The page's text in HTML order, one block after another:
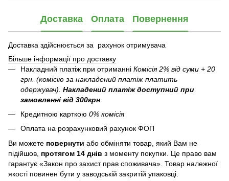
Доставка Оплата Повернення
Доставка здійснюється за рахунок отримувача
Більше інформації про доставку
Накладний платіж при отриманні Комісія 2% від суми + 20
грн. (комісію за накладений платіж платить
одержувач). Накладений платіж доступний при
замовленні від 300грн
Кредитною карткою 0% комісія
Оплата на розрахунковий рахунок ФОП
Ви можете повернути або обміняти товар, який Вам не
підійшов, протягом 14 днів з моменту покупки. Це право вам
гарантує «Закон про захист прав споживача». Товар належної
якості повинен бути у заводській закритій упаковці.